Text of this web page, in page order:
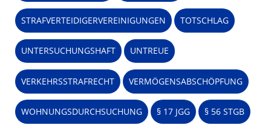
STRAFVERTEIDIGERVEREINIGUNGEN TOTSCHLAG
UNTERSUCHUNGSHAFT UNTREUE
VERKEHRSSTRAFRECHT VERMÖGENSABSCHÖPFUNG
WOHNUNGSDURCHSUCHUNG § 17 JGG § 56 STGB